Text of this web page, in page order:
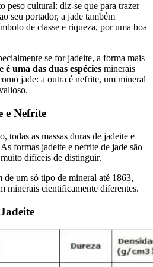
peso cultural: diz-se que para trazer
seu portador, a jade também
de classe e riqueza, por uma boa
se for jadeite, a forma mais
é uma das duas espécies minerais
jade: a outra é nefrite, um mineral
e Nefrite
todas as massas duras de jadeite e
formas jadeite e nefrite de jade são
difíceis de distinguir.
de um só tipo de mineral até 1863,
minerais cientificamente diferentes.